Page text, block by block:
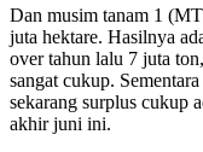
Dan musim tanam 1
juta hektare. Hasilnya
over tahun lalu 7 juta
sangat cukup.
sekarang surplus cukup
akhir juni ini.